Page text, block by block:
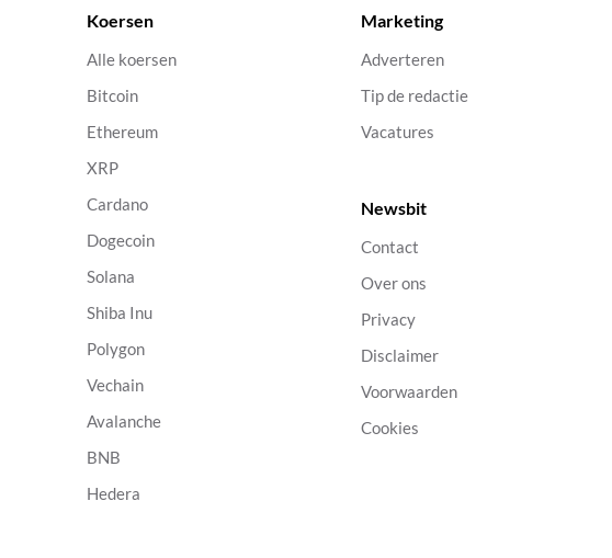
Koersen
Alle koersen
Bitcoin
Ethereum
XRP
Cardano
Dogecoin
Solana
Shiba Inu
Polygon
Vechain
Avalanche
BNB
Hedera
Marketing
Adverteren
Tip de redactie
Vacatures
Newsbit
Contact
Over ons
Privacy
Disclaimer
Voorwaarden
Cookies